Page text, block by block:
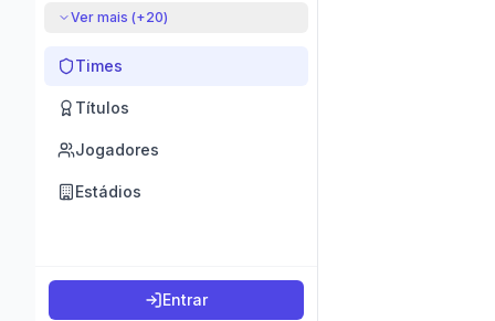
Ver mais (+20)
Times
Títulos
Jogadores
Estádios
Entrar